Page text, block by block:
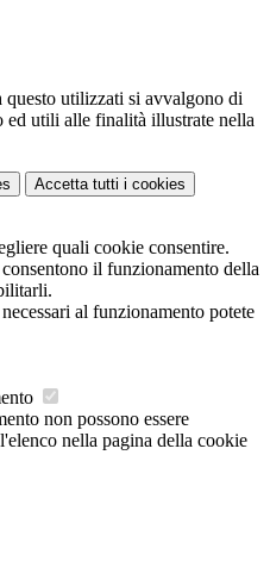
utilizzati si avvalgono di
ed utili alle finalità illustrate nella
Accetta tutti i cookies
quali cookie consentire.
il funzionamento della
al funzionamento potete
non possono essere
nella pagina della cookie